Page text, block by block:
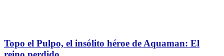
Topo el Pulpo, el insólito héroe de Aquaman: El